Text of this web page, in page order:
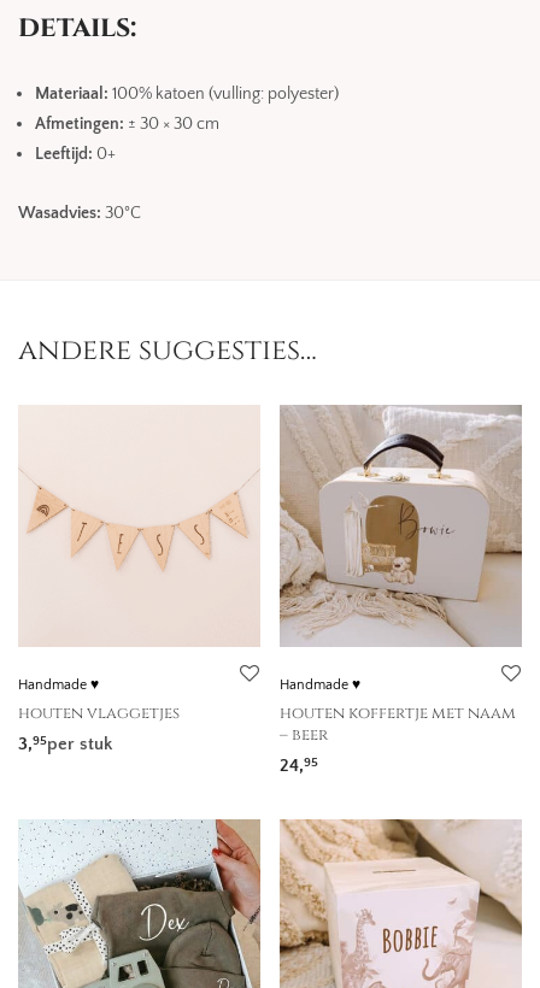
details:
Materiaal: 100% katoen (vulling: polyester)
Afmetingen: ± 30 × 30 cm
Leeftijd: 0+
Wasadvies: 30°C
andere suggesties…
Handmade ♥
houten vlaggetjes
3,95per stuk
Handmade ♥
houten koffertje met naam
– beer
24,95